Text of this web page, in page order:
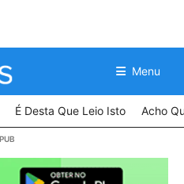
Menu
É Desta Que Leio Isto Acho